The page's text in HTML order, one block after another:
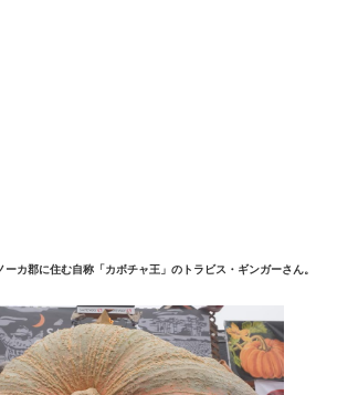
カ郡に住む自称「カボチャ王」のトラビス・ギンガーさん。